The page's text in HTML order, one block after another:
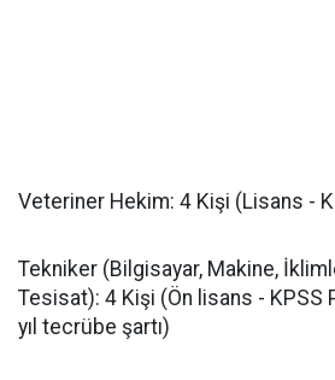
​Veteriner Hekim: 4 Kişi (Lisans -
​Tekniker (Bilgisayar, Makine,
Tesisat): 4 Kişi (Ön lisans - KPSS
yıl tecrübe şartı)